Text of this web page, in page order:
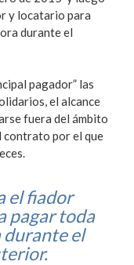
y locatario para
durante el
pagador” las
el alcance
fuera del ámbito
contrato por el que
el fiador
pagar toda
durante el